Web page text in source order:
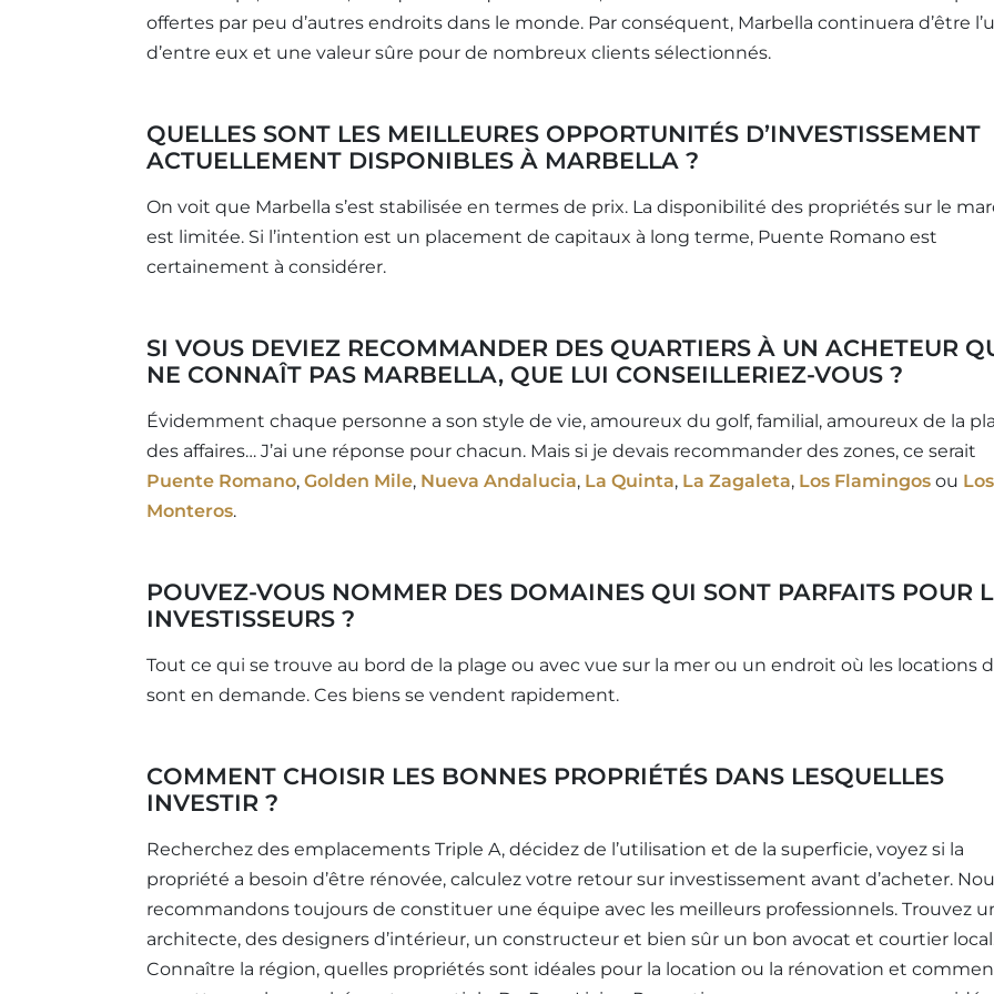
offertes par peu d’autres endroits dans le monde. Par conséquent, Marbella continuera d’être
d’entre eux et une valeur sûre pour de nombreux clients sélectionnés.
QUELLES SONT LES MEILLEURES OPPORTUNITÉS D’INVESTISSEMENT
ACTUELLEMENT DISPONIBLES À MARBELLA ?
On voit que Marbella s’est stabilisée en termes de prix. La disponibilité des propriétés sur le
est limitée. Si l’intention est un placement de capitaux à long terme, Puente Romano est
certainement à considérer.
SI VOUS DEVIEZ RECOMMANDER DES QUARTIERS À UN ACHETEUR
NE CONNAÎT PAS MARBELLA, QUE LUI CONSEILLERIEZ-VOUS ?
Évidemment chaque personne a son style de vie, amoureux du golf, familial, amoureux de la
des affaires… J’ai une réponse pour chacun. Mais si je devais recommander des zones, ce serait
Puente Romano, Golden Mile, Nueva Andalucia, La Quinta, La Zagaleta, Los Flamingos ou Los
Monteros.
POUVEZ-VOUS NOMMER DES DOMAINES QUI SONT PARFAITS POUR
INVESTISSEURS ?
Tout ce qui se trouve au bord de la plage ou avec vue sur la mer ou un endroit où les locations
sont en demande. Ces biens se vendent rapidement.
COMMENT CHOISIR LES BONNES PROPRIÉTÉS DANS LESQUELLES
INVESTIR ?
Recherchez des emplacements Triple A, décidez de l’utilisation et de la superficie, voyez si la
propriété a besoin d’être rénovée, calculez votre retour sur investissement avant d’acheter.
recommandons toujours de constituer une équipe avec les meilleurs professionnels. Trouvez
architecte, des designers d’intérieur, un constructeur et bien sûr un bon avocat et courtier
Connaître la région, quelles propriétés sont idéales pour la location ou la rénovation et